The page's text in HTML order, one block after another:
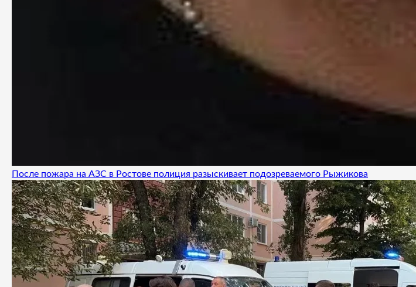
После пожара на АЗС в Ростове полиция разыскивает подозреваемого Рыжикова